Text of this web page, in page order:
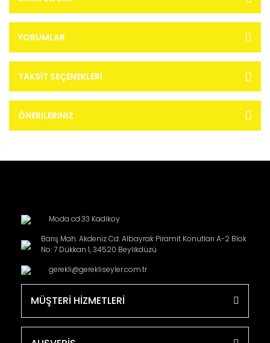
YORUMLAR
TAKSIT SEÇENEKLERI
ÖNERILERINIZ
Moda cd.33 Kadikoy
Barış Mah. Akdeniz Cd. Albayrak Piramit Konutları A-2 Blok
No: 7 Dükkan 1, 34520 Beylikdüzü
gerekli@gerekliseyler.com.tr
MÜŞTERİ HİZMETLERİ